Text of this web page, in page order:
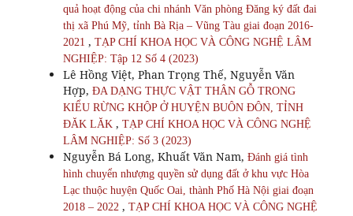
quả hoạt động của chi nhánh Văn phòng Đăng ký đất đai
thị xã Phú Mỹ, tỉnh Bà Rịa – Vũng Tàu giai đoạn 2016-
2021 , TẠP CHÍ KHOA HỌC VÀ CÔNG NGHỆ LÂM
NGHIỆP: Tập 12 Số 4 (2023)
Lê Hồng Việt, Phan Trọng Thế, Nguyễn Văn
Hợp, ĐA DẠNG THỰC VẬT THÂN GỖ TRONG
KIỂU RỪNG KHỘP Ở HUYỆN BUÔN ĐÔN, TỈNH
ĐĂK LĂK , TẠP CHÍ KHOA HỌC VÀ CÔNG NGHỆ
LÂM NGHIỆP: Số 3 (2023)
Nguyễn Bá Long, Khuất Văn Nam, Đánh giá tình
hình chuyển nhượng quyền sử dụng đất ở khu vực Hòa
Lạc thuộc huyện Quốc Oai, thành Phố Hà Nội giai đoạn
2018 – 2022 , TẠP CHÍ KHOA HỌC VÀ CÔNG NGHỆ